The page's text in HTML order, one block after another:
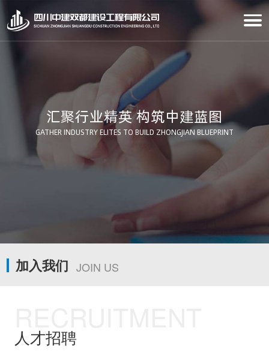
汇聚行业精英 构筑中建蓝图
GATHER INDUSTRY ELITES TO BUILD ZHONGJIAN BLUEPRINT
加入我们 JOIN US
人才招聘